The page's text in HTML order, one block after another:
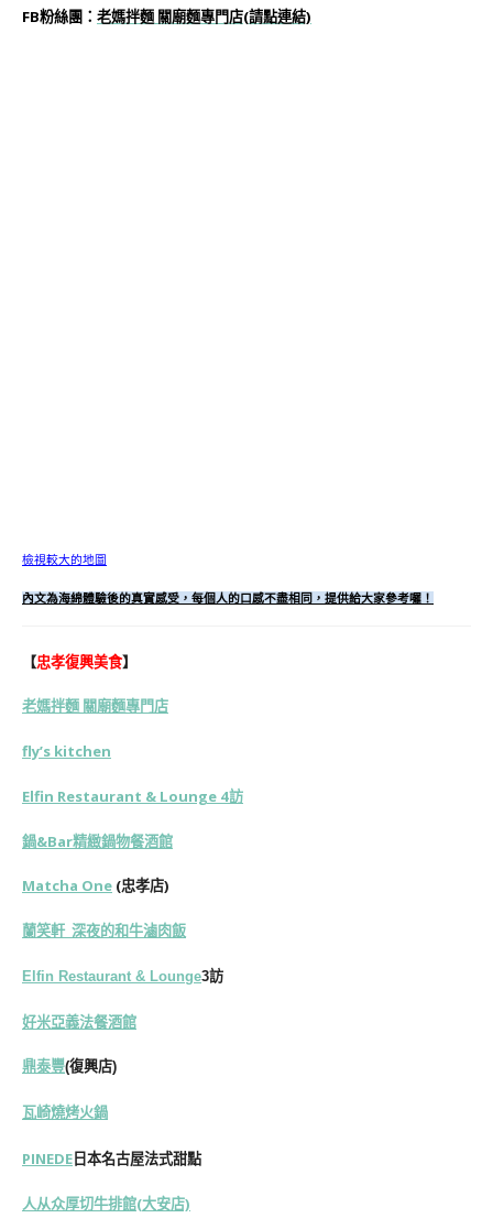
FB粉絲團： 老媽拌麵 關廟麵專門店(請點連結)
檢視較大的地圖
內文為海綿體驗後的真實感受，每個人的口感不盡相同，提供給大家參考囉！
【忠孝復興美食】
老媽拌麵 關廟麵專門店
fly’s kitchen
Elfin Restaurant & Lounge 4訪
鍋&Bar精緻鍋物餐酒館
Matcha One (忠孝店)
蘭笑軒 深夜的和牛滷肉飯
Elfin Restaurant & Lounge3訪
好米亞義法餐酒館
鼎泰豐(復興店)
瓦崎燒烤火鍋
PINEDE日本名古屋法式甜點
人从众厚切牛排館(大安店)